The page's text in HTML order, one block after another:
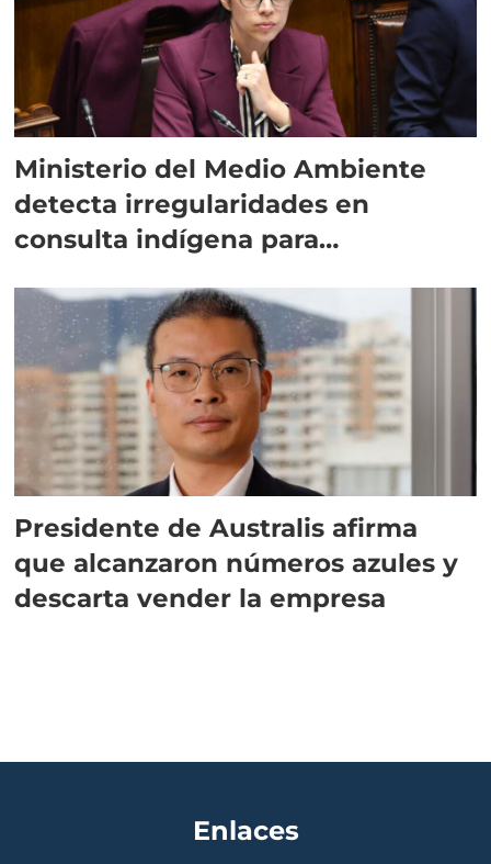
Ministerio del Medio Ambiente
detecta irregularidades en
consulta indígena para
Presidente de Australis afirma
que alcanzaron números azules y
descarta vender la empresa
Enlaces